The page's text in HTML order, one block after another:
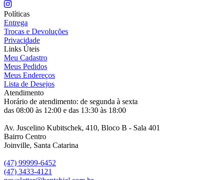
Políticas
Entrega
Trocas e Devoluções
Privacidade
Links Úteis
Meu Cadastro
Meus Pedidos
Meus Endereços
Lista de Desejos
Atendimento
Horário de atendimento: de segunda à sexta
das 08:00 às 12:00 e das 13:30 às 18:00
Av. Juscelino Kubitschek, 410, Bloco B - Sala 401
Bairro Centro
Joinville, Santa Catarina
(47) 99999-6452
(47) 3433-4121